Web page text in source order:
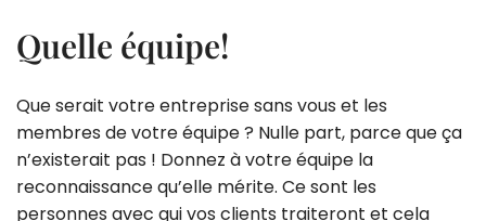
Quelle équipe!
Que serait votre entreprise sans vous et les
membres de votre équipe ? Nulle part, parce que ça
n’existerait pas ! Donnez à votre équipe la
reconnaissance qu’elle mérite. Ce sont les
personnes avec qui vos clients traiteront et cela